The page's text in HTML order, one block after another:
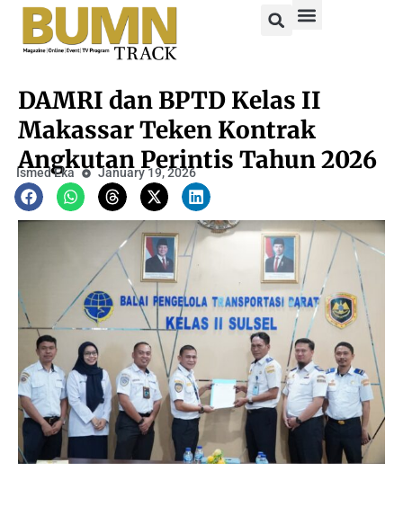
DAMRI dan BPTD Kelas II
Makassar Teken Kontrak
Angkutan Perintis Tahun 2026
Ismed Eka January 19, 2026